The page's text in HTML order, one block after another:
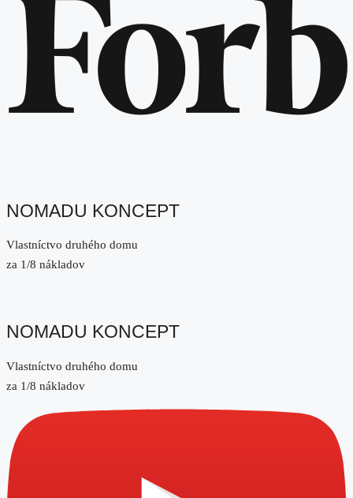
NOMADU KONCEPT
Vlastníctvo druhého domu
za 1/8 nákladov
NOMADU KONCEPT
Vlastníctvo druhého domu
za 1/8 nákladov